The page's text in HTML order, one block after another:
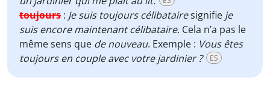
toujours : Je suis toujours célibatairesignifie je
suis encore maintenant célibataire. Cela n’a pas le
même sens que de nouveau. Exemple : Vous êtes
toujours en couple avec votre jardinier ?
ES